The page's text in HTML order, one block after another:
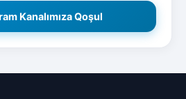
Kanalımıza Qoşul